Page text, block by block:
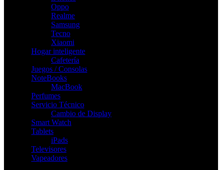
Oppo
Realme
Samsung
Tecno
Xiaomi
Hogar inteligente
Cafetería
Juegos / Consolas
NoteBooks
MacBook
Perfumes
Servicio Técnico
Cambio de Display
Smart Watch
Tablets
iPads
Televisores
Vapeadores